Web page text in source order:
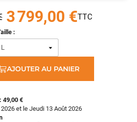
49,00 €
et le Jeudi 13 Août 2026
:
3 799,00 €
AJOUTER AU PANIER